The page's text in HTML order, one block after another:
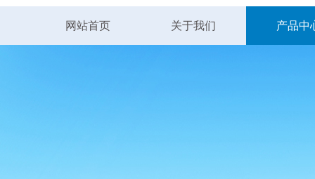
网站首页 关于我们 产品中